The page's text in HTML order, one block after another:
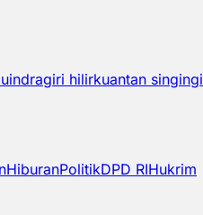
indragiri hilirkuantan singingi
HiburanPolitikDPD RIHukrim